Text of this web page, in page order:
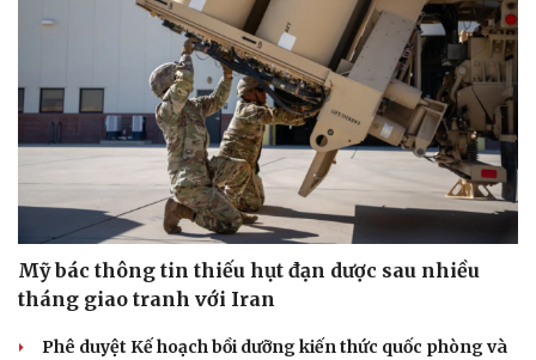
Mỹ bác thông tin thiếu hụt đạn dược sau nhiều
tháng giao tranh với Iran
Phê duyệt Kế hoạch bồi dưỡng kiến thức quốc phòng và